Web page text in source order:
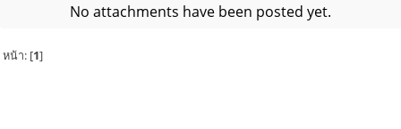
No attachments have been posted yet.
หน้า: [1]